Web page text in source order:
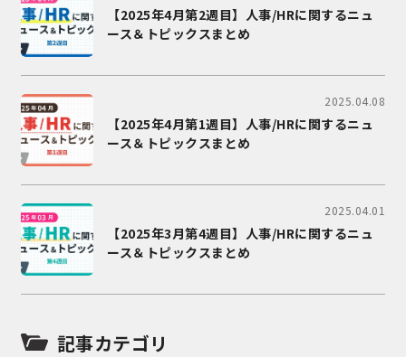
【2025年4月第2週目】人事/HRに関するニュ
ース＆トピックスまとめ
2025.04.08
【2025年4月第1週目】人事/HRに関するニュ
ース＆トピックスまとめ
2025.04.01
【2025年3月第4週目】人事/HRに関するニュ
ース＆トピックスまとめ
記事カテゴリ